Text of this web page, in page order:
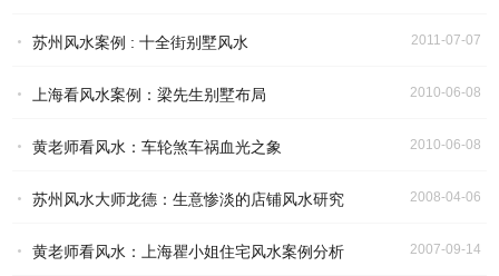
苏州风水案例 : 十全街别墅风水 2011-07-07
上海看风水案例：梁先生别墅布局 2010-06-08
黄老师看风水：车轮煞车祸血光之象 2010-06-08
苏州风水大师龙德：生意惨淡的店铺风水研究 2008-04-06
黄老师看风水：上海瞿小姐住宅风水案例分析 2007-09-14